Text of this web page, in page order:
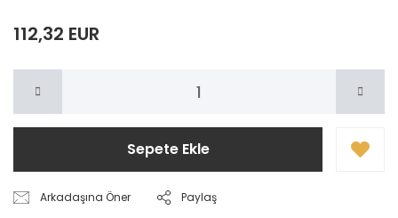
112,32 EUR
Sepete Ekle
Arkadaşına Öner Paylaş